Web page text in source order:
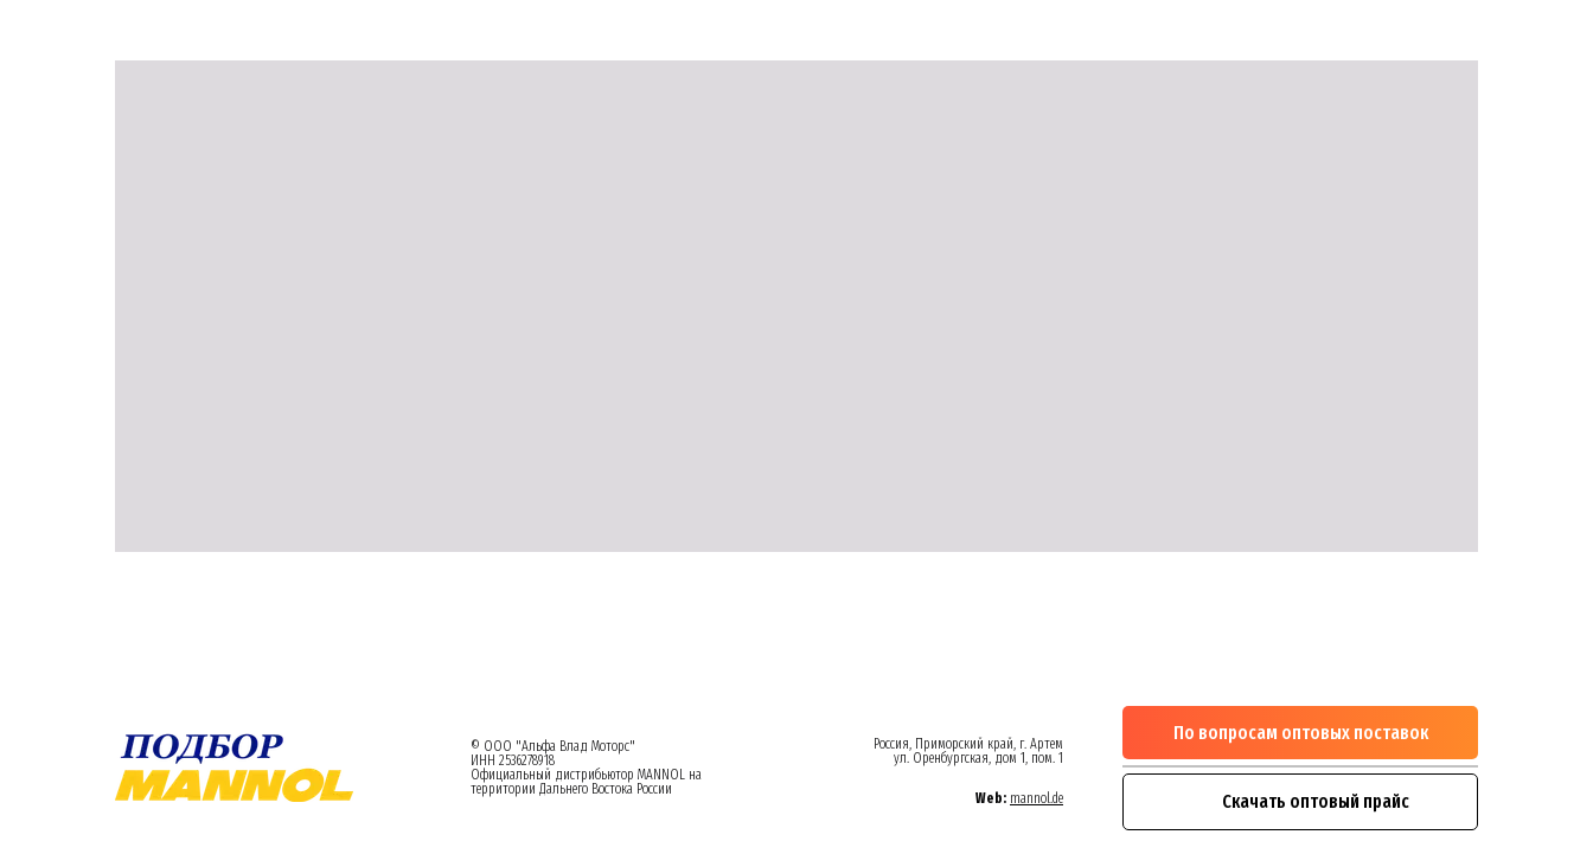
© ООО "Альфа Влад Моторс"
ИНН 2536278918
Официальный дистрибьютор MANNOL на
территории Дальнего Востока России
Россия, Приморский край, г. Артем
ул. Оренбургская, дом 1, пом. 1
Web: mannol.de
По вопросам оптовых поставок
Скачать оптовый прайс